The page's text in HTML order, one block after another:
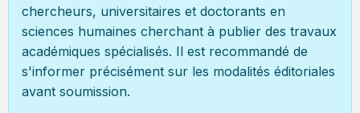
chercheurs, universitaires et doctorants en
sciences humaines cherchant à publier des travaux
académiques spécialisés. Il est recommandé de
s'informer précisément sur les modalités éditoriales
avant soumission.